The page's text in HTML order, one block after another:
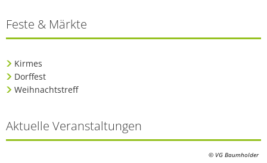
© VG Baumholder
Feste & Märkte
Kirmes
Dorffest
Weihnachtstreff
Aktuelle Veranstaltungen